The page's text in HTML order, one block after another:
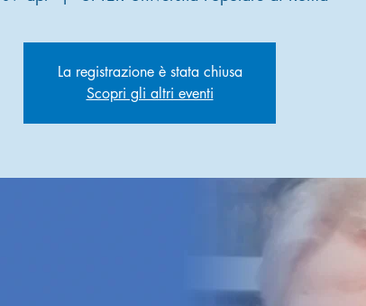
La registrazione è stata chiusa
Scopri gli altri eventi